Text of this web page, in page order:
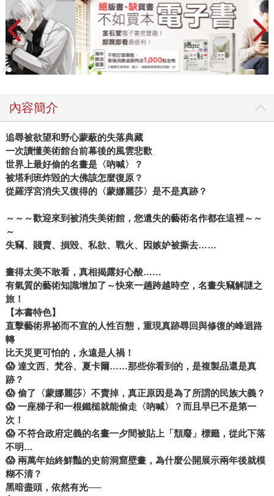
內容簡介
追尋被欲望和野心蒙蔽的失落典藏
一次讀懂美術館台前幕後的風雲悲歡
世界上最好偷的名畫是〈吶喊〉？
被塔利班炸毀的大佛該怎麼復原？
從羅浮宮消失又復得的〈蒙娜麗莎〉是不是真跡？
～～～歡迎來到被消失美術館，您遺失的藝術名作都在這裡～～
～
失竊、賤賣、損毀、私欲、戰火、因嫉妒被撕去……
畫得太美不敢看，真相揭露好心酸……
有氣質的藝術知識增加了～快來一趟跨越時空，名畫失竊解謎之
旅！
【本書特色】
直擊藝術界祕而不宣的人性百態，重現真跡尋回與修復的峰迴路
轉
比天災更可怕的，永遠是人禍！
😱 達文西、梵谷、夏卡爾……那些你看到的，是複製品還是真
跡？
😱 偷了〈蒙娜麗莎〉不賣掉，真正原因是為了所謂的民族大義？
😱 一座梯子和一根鐵槌就能偷走〈吶喊〉？而且早已不是第一
次！
😱 不符合政府定義的名畫一夕間被貼上「頹廢」標籤，從此下落
不明…
😱 兩萬年始終鮮豔的史前洞窟壁畫，為什麼公開展示兩年後就模
糊不清？
黑暗盡頭，依然有光──